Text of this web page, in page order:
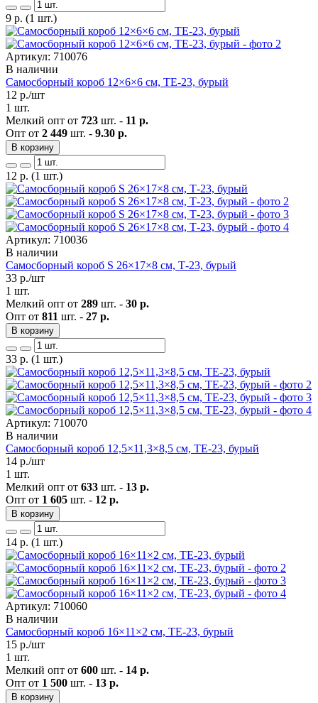
9 р. (1 шт.)
Артикул: 710076
В наличии
Самосборный короб 12×6×6 см, ТЕ-23, бурый
12 р./шт
1 шт.
Мелкий опт от 723 шт. - 11 р.
Опт от 2 449 шт. - 9.30 р.
В корзину
12 р. (1 шт.)
Артикул: 710036
В наличии
Самосборный короб S 26×17×8 см, Т-23, бурый
33 р./шт
1 шт.
Мелкий опт от 289 шт. - 30 р.
Опт от 811 шт. - 27 р.
В корзину
33 р. (1 шт.)
Артикул: 710070
В наличии
Самосборный короб 12,5×11,3×8,5 см, ТЕ-23, бурый
14 р./шт
1 шт.
Мелкий опт от 633 шт. - 13 р.
Опт от 1 605 шт. - 12 р.
В корзину
14 р. (1 шт.)
Артикул: 710060
В наличии
Самосборный короб 16×11×2 см, ТЕ-23, бурый
15 р./шт
1 шт.
Мелкий опт от 600 шт. - 14 р.
Опт от 1 500 шт. - 13 р.
В корзину